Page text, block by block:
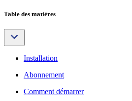
Table des matières
Installation
Abonnement
Comment démarrer